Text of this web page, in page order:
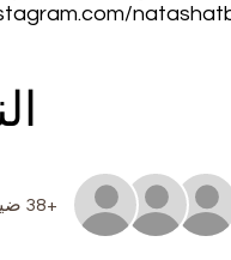
+38 ضيوف آخرين